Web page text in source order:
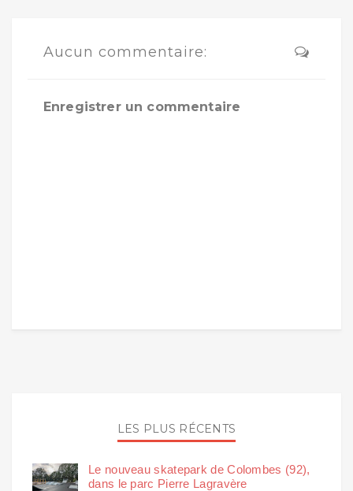
Aucun commentaire:
Enregistrer un commentaire
LES PLUS RÉCENTS
Le nouveau skatepark de Colombes (92),
dans le parc Pierre Lagravère